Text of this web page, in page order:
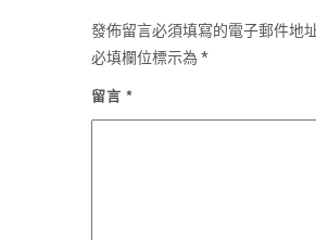
發佈留言必須填寫的電子郵件地
必填欄位標示為 *
留言 *